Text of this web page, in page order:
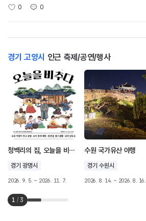
0 0
경기 고양시 인근 축제/공연/행사
청백리의 집, 오늘을 비추다
경기 광명시
2026. 9. 5. ~ 2026. 11. 7.
수원 국가유산 야행
경기 수원시
2026. 8. 14. ~ 2026. 8. 16.
1 / 3